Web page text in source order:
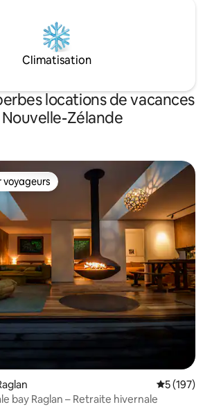
Climatisation
locations de vacances
Nouvelle-Zélande
parmi les plus aimés
Note
5 (197)
bay Raglan – Retraite hivernale